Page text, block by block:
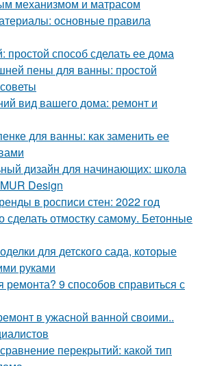
механизмом и матрасом
основные правила
простой способ сделать ее дома
пены для ванны: простой
вид вашего дома: ремонт и
для ванны: как заменить ее
дизайн для начинающих: школа
Design
в росписи стен: 2022 год
сделать отмостку самому. Бетонные
для детского сада, которые
руками
ремонта? 9 способов справиться с
в ужасной ванной своими..
перекрытий: какой тип